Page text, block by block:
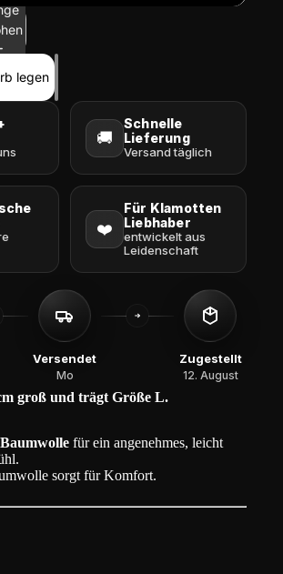
legen
🚚
Schnelle
Lieferung
Versand täglich
❤️
Für Klamotten
Liebhaber
entwickelt aus
Leidenschaft
Versendet
Mo
Zugestellt
12. August
groß und trägt Größe L.
für ein angenehmes, leicht
sorgt für Komfort.